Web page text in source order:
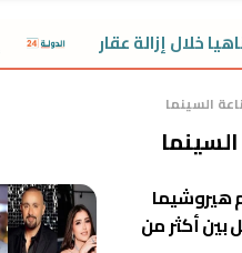
خلال إزالة عقار
السينما
هيروشيما
بين أكثر من